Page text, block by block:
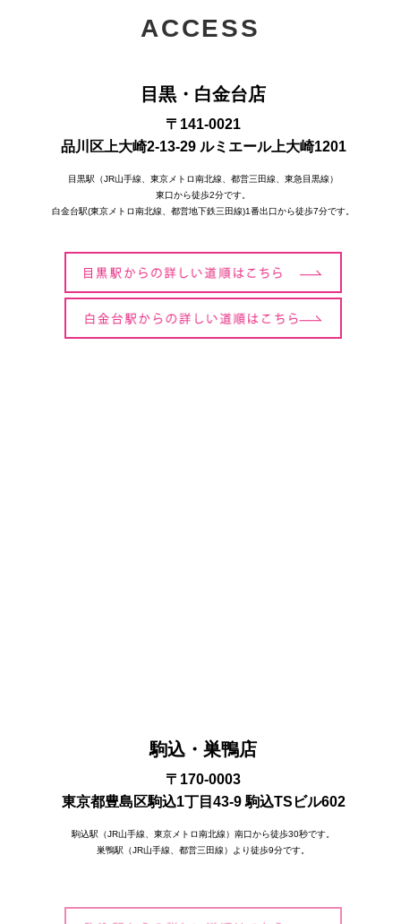
ACCESS
目黒・白金台店
〒141-0021
品川区上大崎2-13-29 ルミエール上大崎1201
目黒駅（JR山手線、東京メトロ南北線、都営三田線、東急目黒線）
東口から徒歩2分です。
白金台駅(東京メトロ南北線、都営地下鉄三田線)1番出口から徒歩7分です。
駒込・巣鴨店
〒170-0003
東京都豊島区駒込1丁目43-9 駒込TSビル602
駒込駅（JR山手線、東京メトロ南北線）南口から徒歩30秒です。
巣鴨駅（JR山手線、都営三田線）より徒歩9分です。